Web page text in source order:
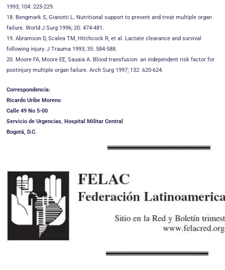
1993; 104: 225-229.
18. Bengmark S, Gianotti L. Nutritional support to prevent and treat multiple organ
failure. World J Surg 1996; 20: 474-481.
19. Abramson D, Scalea TM, Hitchcock R, et al. Lactate clearance and survival
following injury. J Trauma 1993; 35: 584-588.
20. Moore FA, Moore EE, Sauaia A. Blood transfusion: an independent risk factor for
postinjury multiple organ failure. Arch Surg 1997; 132: 620-624.
Correspondencia:
Ricardo Uribe Moreno
Calle 49 No 5-00
Servicio de Urgencias, Hospital Militar Central
Bogotá, D.C.